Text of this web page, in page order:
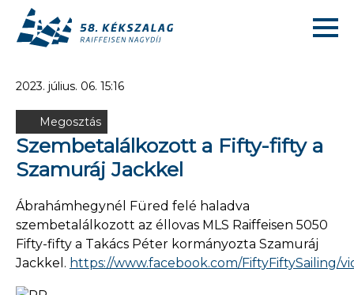
2023. július. 06. 15:16
Megosztás
Szembetalálkozott a Fifty-fifty a
Szamuráj Jackkel
Ábrahámhegynél Füred felé haladva
szembetalálkozott az éllovas MLS Raiffeisen 5050
Fifty-fifty a Takács Péter kormányozta Szamuráj
Jackkel. https://www.facebook.com/FiftyFiftySailing/